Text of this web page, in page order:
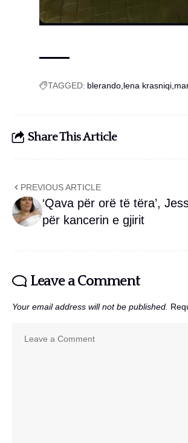
TAGGED: blerando lena krasniqi
Share This Article
PREVIOUS ARTICLE
‘Qava për orë të tëra’,
për kancerin e gjirit
Leave a Comment
Your email address will not be published.